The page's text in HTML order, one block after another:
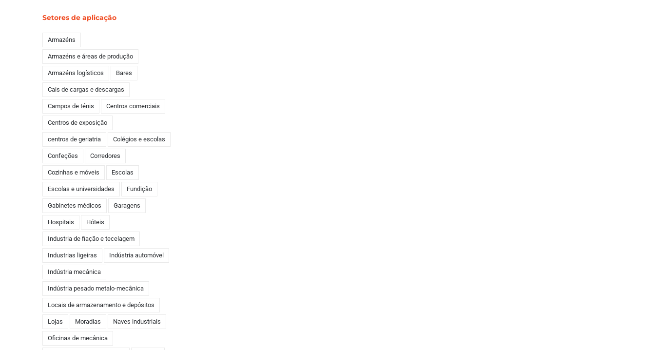
Setores de aplicação
Armazéns
Armazéns e áreas de produção
Armazéns logísticos Bares
Cais de cargas e descargas
Campos de ténis Centros comerciais
Centros de exposição
centros de geriatria Colégios e escolas
Confeções Corredores
Cozinhas e móveis Escolas
Escolas e universidades Fundição
Gabinetes médicos Garagens
Hospitais Hóteis
Industria de fiação e tecelagem
Industrias ligeiras Indústria automóvel
Indústria mecânica
Indústria pesado metalo-mecânica
Locais de armazenamento e depósitos
Lojas Moradias Naves industriais
Oficinas de mecânica